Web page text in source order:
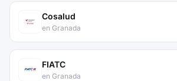
Cosalud
en Granada
FIATC
en Granada